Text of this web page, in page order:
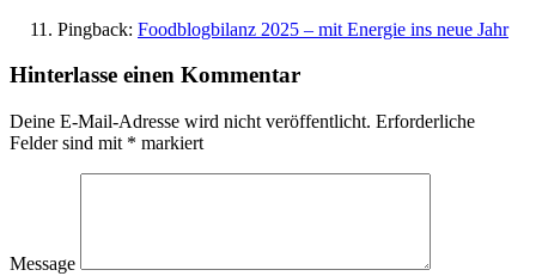
Pingback: Foodblogbilanz 2025 – mit Energie ins neue Jahr
Hinterlasse einen Kommentar
Deine E-Mail-Adresse wird nicht veröffentlicht. Erforderliche
Felder sind mit * markiert
Message